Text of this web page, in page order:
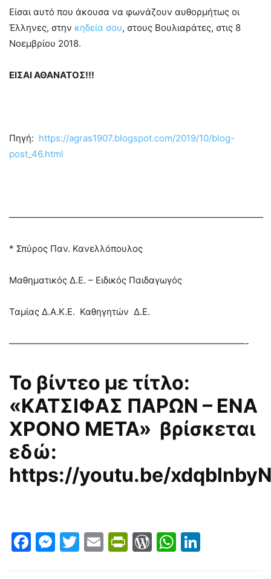
Είσαι αυτό που άκουσα να φωνάζουν αυθορμήτως οι
Έλληνες, στην κηδεία σου, στους Βουλιαράτες, στις 8
Νοεμβρίου 2018.
ΕΙΣΑΙ ΑΘΑΝΑΤΟΣ!!!
Πηγή: https://agras1907.blogspot.com/2019/10/blog-
post_46.html
————————————————————————————
* Σπύρος Παν. Κανελλόπουλος
Μαθηματικός Δ.Ε. – Ειδικός Παιδαγωγός
Ταμίας Δ.Α.Κ.Ε. Καθηγητών Δ.Ε.
——————————————————————————-
Το βίντεο με τίτλο:
«ΚΑΤΣΙΦΑΣ ΠΑΡΩΝ – ΕΝΑ
ΧΡΟΝΟ ΜΕΤΑ» βρίσκεται
εδώ:
https://youtu.be/
Facebook
Messenger
Twitter
EmailPrintFriendly
WordPress
WhatsApp